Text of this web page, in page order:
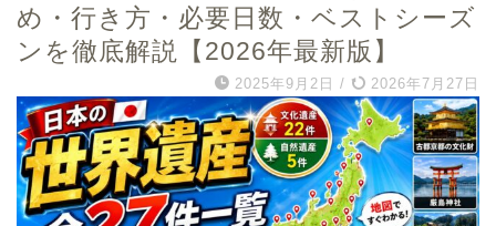
め・行き方・必要日数・ベストシーズ
ンを徹底解説【2026年最新版】
2025年9月2日 / 2026年7月27日